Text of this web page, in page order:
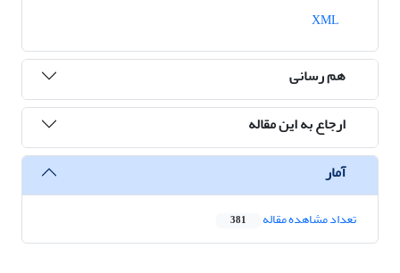
هم رسانی
ارجاع به این مقاله
آمار
تعداد مشاهده مقاله 381